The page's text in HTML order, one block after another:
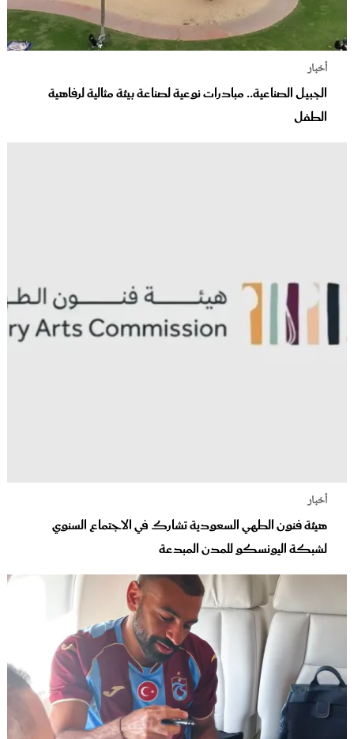
أخبار
الجبيل الصناعية.. مبادرات نوعية لصناعة بيئة مثالية لرفاهية
الطفل
أخبار
هيئة فنون الطهي السعودية تشارك في الاجتماع السنوي
لشبكة اليونسكو للمدن المبدعة